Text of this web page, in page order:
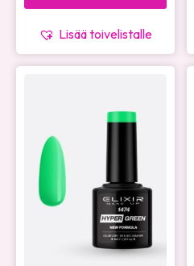
Lisää toivelistalle